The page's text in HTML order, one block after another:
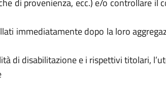
di provenienza, ecc.) e/o controllare il
immediatamente dopo la loro
di disabilitazione e i rispettivi titolari,